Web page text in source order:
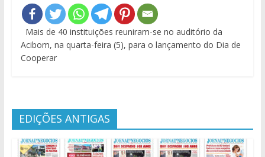
Mais de 40 instituições reuniram-se no auditório da
Acibom, na quarta-feira (5), para o lançamento do Dia de
Cooperar
EDIÇÕES ANTIGAS